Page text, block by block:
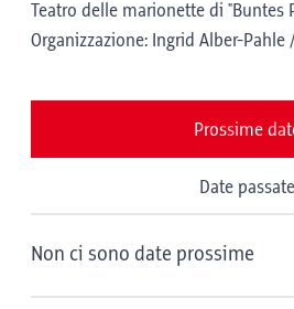
Teatro delle marionette di "Buntes
Organizzazione: Ingrid Alber-Pahle
Prossime
Date passate
Non ci sono date prossime